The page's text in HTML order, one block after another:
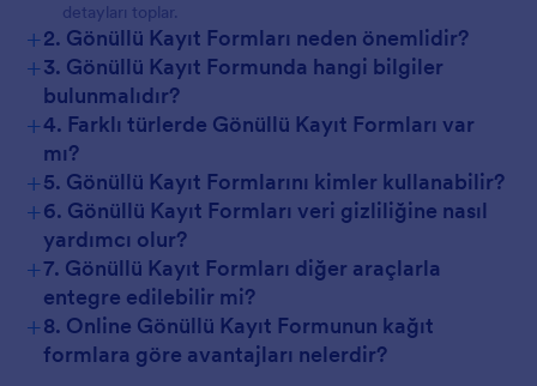
detayları toplar.
+2. Gönüllü Kayıt Formları neden önemlidir?
+3. Gönüllü Kayıt Formunda hangi bilgiler
bulunmalıdır?
+4. Farklı türlerde Gönüllü Kayıt Formları var
mı?
+5. Gönüllü Kayıt Formlarını kimler kullanabilir?
+6. Gönüllü Kayıt Formları veri gizliliğine nasıl
yardımcı olur?
+7. Gönüllü Kayıt Formları diğer araçlarla
entegre edilebilir mi?
+8. Online Gönüllü Kayıt Formunun kağıt
formlara göre avantajları nelerdir?